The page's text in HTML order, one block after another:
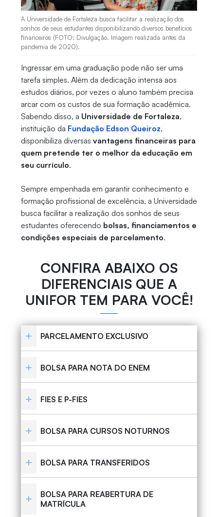
A Universidade de Fortaleza busca facilitar a realização dos
sonhos de seus estudantes disponibilizando diversos benefícios
financeiros (FOTO: Divulgação. Imagem realizada antes da
pandemia de 2020).
Ingressar em uma graduação pode não ser uma
tarefa simples. Além da dedicação intensa aos
estudos diários, por vezes o aluno também precisa
arcar com os custos de sua formação acadêmica.
Sabendo disso, a Universidade de Fortaleza,
instituição da Fundação Edson Queiroz,
disponibiliza diversas vantagens financeiras para
quem pretende ter o melhor da educação em
seu currículo.
Sempre empenhada em garantir conhecimento e
formação profissional de excelência, a Universidade
busca facilitar a realização dos sonhos de seus
estudantes oferecendo bolsas, financiamentos e
condições especiais de parcelamento.
CONFIRA ABAIXO OS
DIFERENCIAIS QUE A
UNIFOR TEM PARA VOCÊ!
PARCELAMENTO EXCLUSIVO
BOLSA PARA NOTA DO ENEM
FIES E P-FIES
BOLSA PARA CURSOS NOTURNOS
BOLSA PARA TRANSFERIDOS
BOLSA PARA REABERTURA DE
MATRÍCULA